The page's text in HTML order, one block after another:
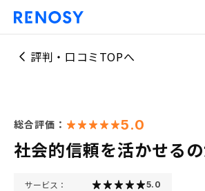
評判・口コミTOPへ
総合評価： 5.0
社会的信頼を活かせる
サービス： 5.0